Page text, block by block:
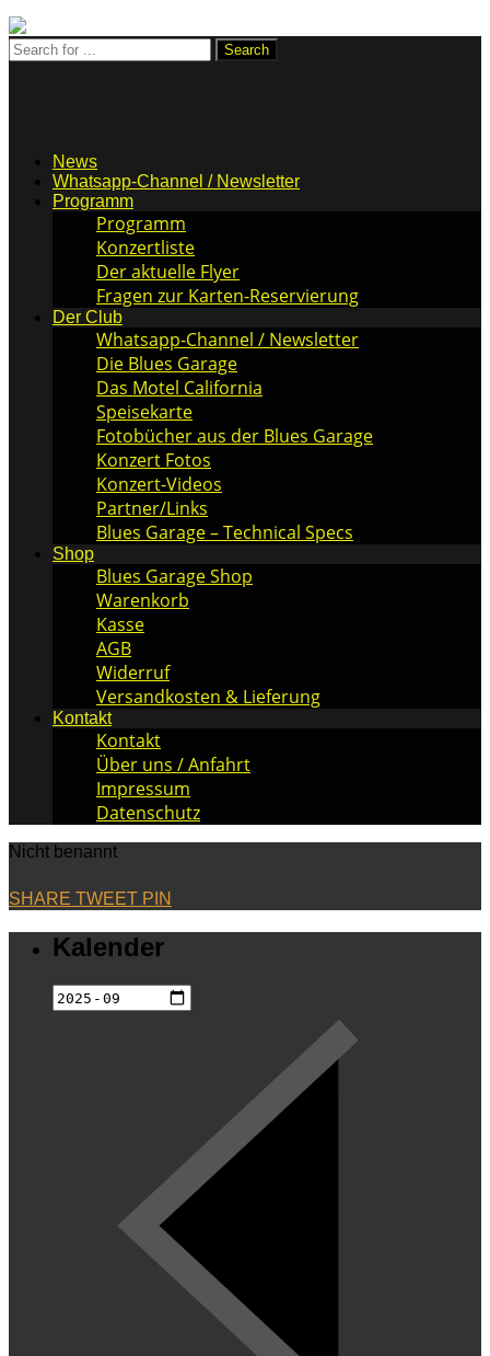
News
Whatsapp-Channel / Newsletter
Programm
Programm
Konzertliste
Der aktuelle Flyer
Fragen zur Karten-Reservierung
Der Club
Whatsapp-Channel / Newsletter
Die Blues Garage
Das Motel California
Speisekarte
Fotobücher aus der Blues Garage
Konzert Fotos
Konzert-Videos
Partner/Links
Blues Garage – Technical Specs
Shop
Blues Garage Shop
Warenkorb
Kasse
AGB
Widerruf
Versandkosten & Lieferung
Kontakt
Kontakt
Über uns / Anfahrt
Impressum
Datenschutz
Nicht benannt
SHARE TWEET PIN
Kalender